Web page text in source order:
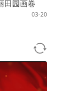
田园画卷
03-20